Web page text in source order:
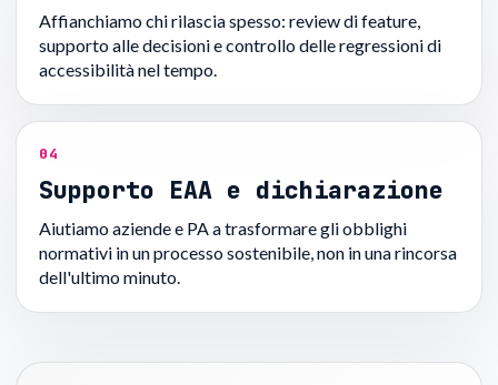
Affianchiamo chi rilascia spesso: review di feature,
supporto alle decisioni e controllo delle regressioni di
accessibilità nel tempo.
04
Supporto EAA e dichiarazione
Aiutiamo aziende e PA a trasformare gli obblighi
normativi in un processo sostenibile, non in una rincorsa
dell'ultimo minuto.